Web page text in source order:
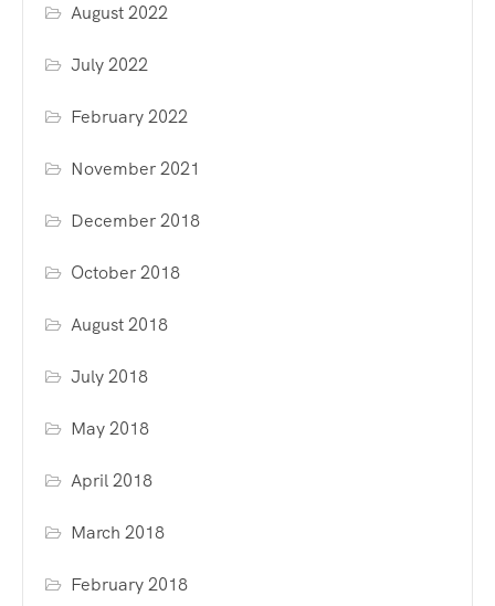
August 2022
July 2022
February 2022
November 2021
December 2018
October 2018
August 2018
July 2018
May 2018
April 2018
March 2018
February 2018